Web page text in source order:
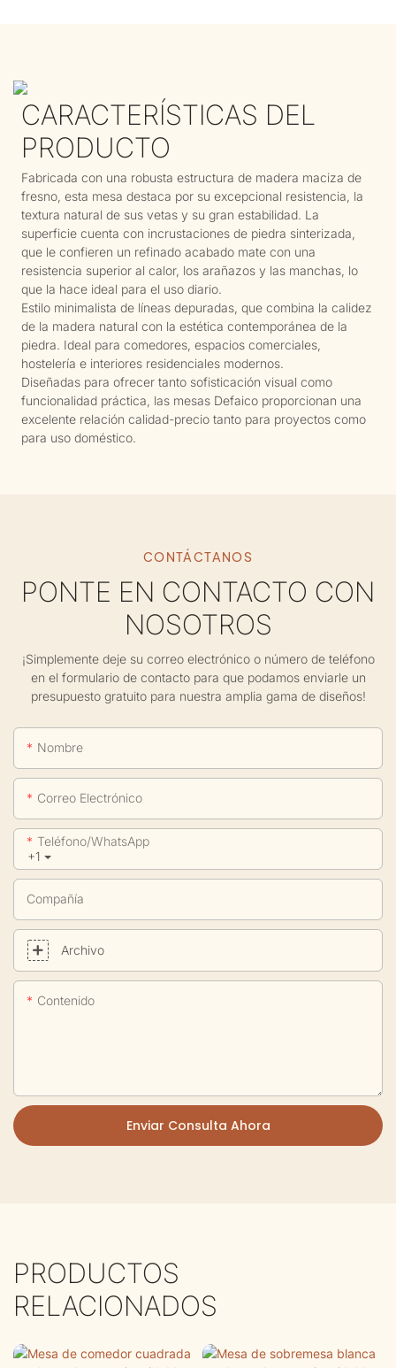
CARACTERÍSTICAS DEL
PRODUCTO
Fabricada con una robusta estructura de madera maciza de
fresno, esta mesa destaca por su excepcional resistencia, la
textura natural de sus vetas y su gran estabilidad. La
superficie cuenta con incrustaciones de piedra sinterizada,
que le confieren un refinado acabado mate con una
resistencia superior al calor, los arañazos y las manchas, lo
que la hace ideal para el uso diario.
Estilo minimalista de líneas depuradas, que combina la calidez
de la madera natural con la estética contemporánea de la
piedra. Ideal para comedores, espacios comerciales,
hostelería e interiores residenciales modernos.
Diseñadas para ofrecer tanto sofisticación visual como
funcionalidad práctica, las mesas Defaico proporcionan una
excelente relación calidad-precio tanto para proyectos como
para uso doméstico.
CONTÁCTANOS
PONTE EN CONTACTO CON
NOSOTROS
¡Simplemente deje su correo electrónico o número de teléfono
en el formulario de contacto para que podamos enviarle un
presupuesto gratuito para nuestra amplia gama de diseños!
Nombre
Correo Electrónico
+1
Teléfono/WhatsApp
Compañía
Archivo
Contenido
Enviar Consulta Ahora
PRODUCTOS
RELACIONADOS